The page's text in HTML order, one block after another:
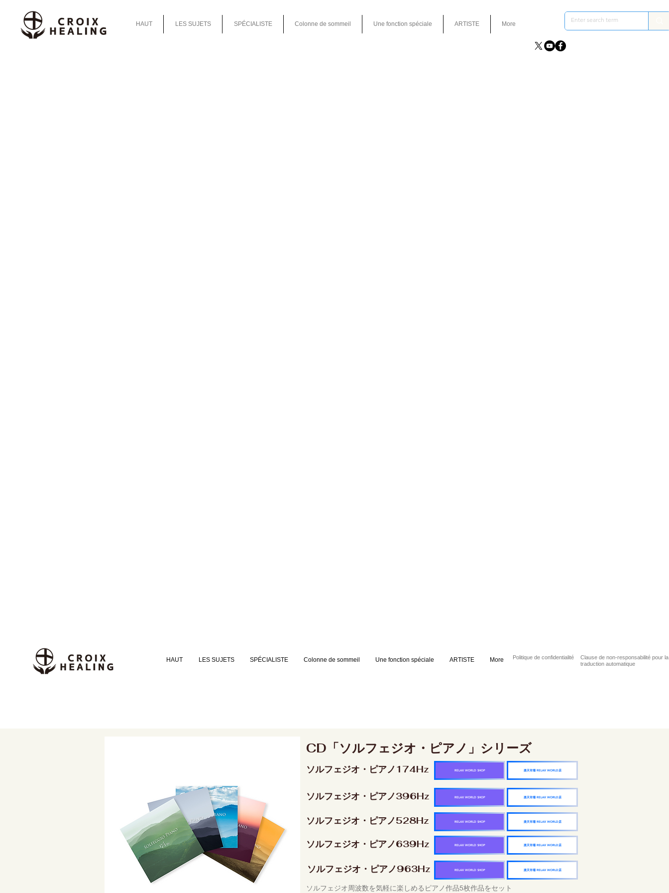
HAUT LES SUJETS SPÉCIALISTE Colonne de sommeil Une fonction spéciale ARTISTE More
HAUT LES SUJETS SPÉCIALISTE Colonne de sommeil Une fonction spéciale ARTISTE More Politique de confidentialité
Clause de non-responsabilité pour la
traduction automatique
CD「ソルフェジオ・ピアノ」シリーズ
ソルフェジオ・ピアノ174Hz 楽天市場 RELAX WORLD店
RELAX WORLD SHOP
ソルフェジオ・ピアノ396Hz 楽天市場 RELAX WORLD店
RELAX WORLD SHOP
ソルフェジオ・ピアノ528Hz 楽天市場 RELAX WORLD店
RELAX WORLD SHOP
ソルフェジオ・ピアノ639Hz 楽天市場 RELAX WORLD店
RELAX WORLD SHOP
ソルフェジオ・ピアノ963Hz 楽天市場 RELAX WORLD店
RELAX WORLD SHOP
ソルフェジオ周波数を気軽に楽しめるピアノ作品5枚作品をセット